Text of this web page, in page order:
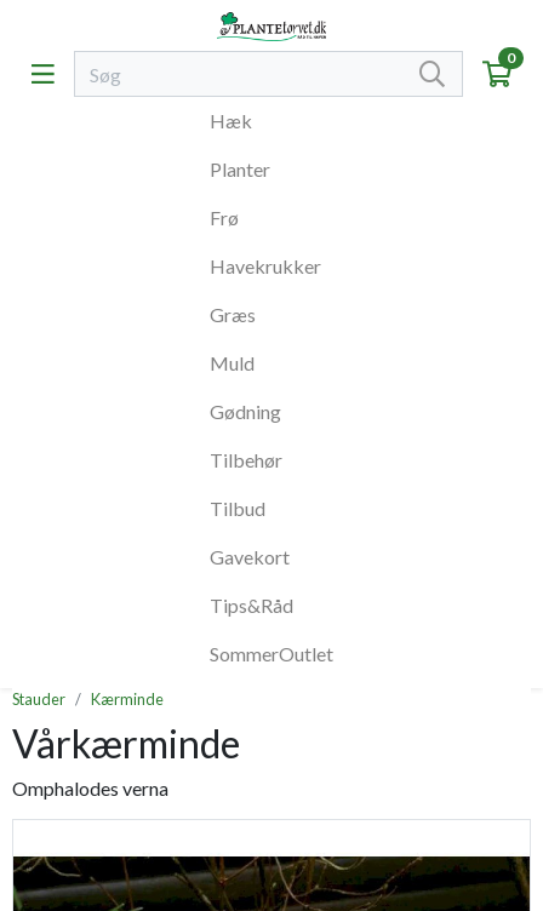
0
Hæk
Planter
Frø
Havekrukker
Græs
Muld
Gødning
Tilbehør
Tilbud
Gavekort
Tips&Råd
SommerOutlet
Stauder Kærminde
Vårkærminde
Omphalodes verna